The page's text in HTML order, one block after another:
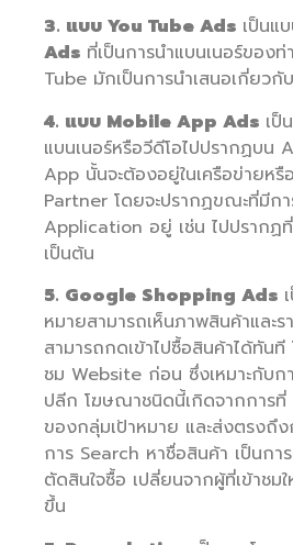
3. แบบ You Tube Ads เป็นแ
Ads ที่เป็นการนำแบนเนอร์ของ
Tube มักเป็นการนำเสนอเกี่ยวกั
4. แบบ Mobile App Ads เป็
แบนเนอร์หรือวีดีโอไปปรากฏบน
App นั้นจะต้องอยู่ในเครือข่ายห
Partner โดยจะปรากฏขณะที่มีกา
Application อยู่ เช่น ไปปราก
เป็นต้น
5. Google Shopping Ads
หมายสามารถเห็นภาพสินค้าและ
สามารถกดเข้าไปซื้อสินค้าได้ทัน
ชม Website ก่อน ซึ่งเหมาะกับก
ปลีก โฆษณาชนิดนี้เกิดจากการ
ของกลุ่มเป้าหมาย และส่งตรงถึ
การ Search หาชื่อสินค้า เป็นกา
ตัดสินใจซื้อ เปลี่ยนจากผู้ที่เข้าชม
ขึ้น